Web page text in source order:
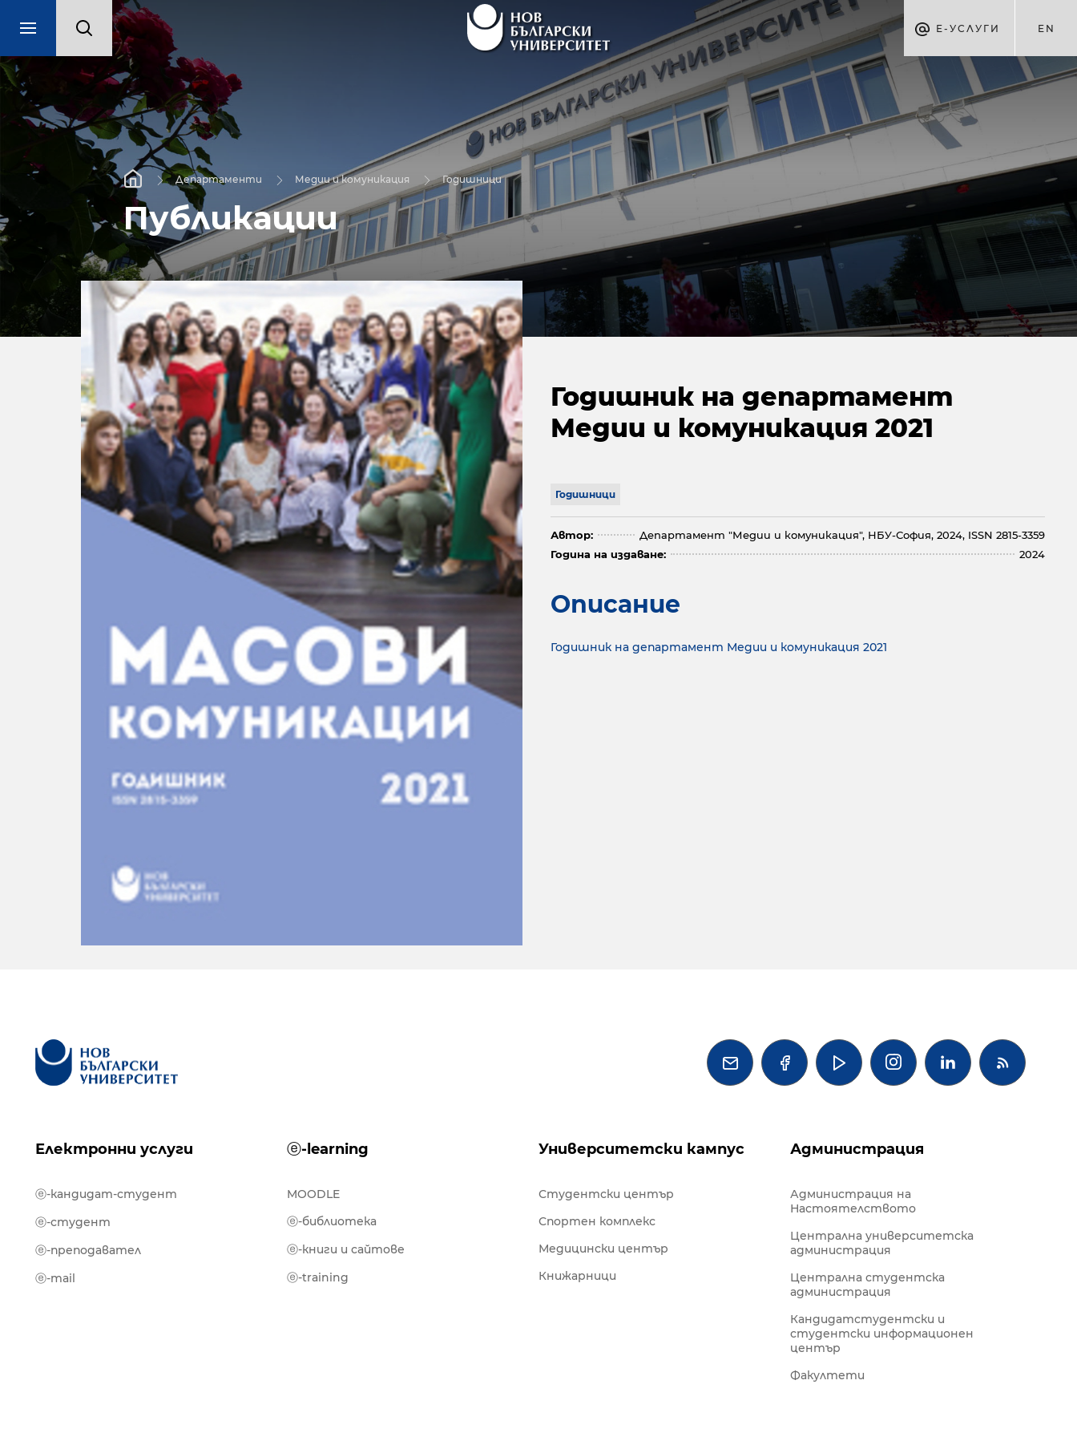
Е-УСЛУГИ EN
Департаменти Медии и комуникация Годишници
Публикации
Годишник на департамент
Медии и комуникация 2021
Годишници
Автор:
Департамент "Медии и комуникация", НБУ-София, 2024, ISSN 2815-3359
Година на издаване:
2024
Описание
Годишник на департамент Медии и комуникация 2021
   
Електронни услуги ⓔ-learning Университетски кампус Администрация
ⓔ-кандидат-студент
ⓔ-студент
ⓔ-преподавател
ⓔ-mail
MOODLE
ⓔ-библиотека
ⓔ-книги и сайтове
ⓔ-training
Студентски център
Спортен комплекс
Медицински център
Книжарници
Администрация на
Настоятелството
Централна университетска
администрация
Централна студентска
администрация
Кандидатстудентски и
студентски информационен
център
Факултети